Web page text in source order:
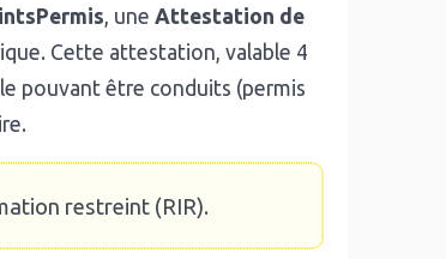
, uneAttestation de
Cette attestation, valable 4
pouvant être conduits (permis
restreint (RIR).